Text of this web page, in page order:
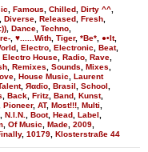
Famous Chilled Dirty ^^
Diverse Released Fresh
Dance Techno
♥......With Tiger, *Be* ●•It,
Electro Electronic Beat,
Electro House Radio Rave
Remixes Sounds Mixes
House Music
Laurent
, Яαdϊo Brasil School
Back Fritz Band Kunst,
Pioneer, AT, Most!!! Multi
N.I.N. Boot, Head Label
Of Music Made 2009
, 10179 Klosterstraße 44